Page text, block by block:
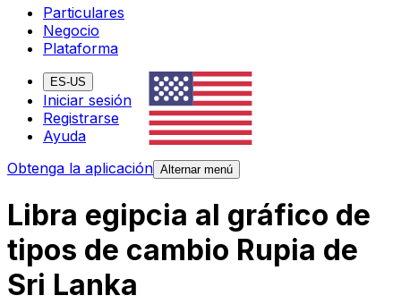
Particulares
Negocio
Plataforma
ES-US
Iniciar sesión
Registrarse
Ayuda
Obtenga la aplicación Alternar menú
Libra egipcia al gráfico de
tipos de cambio Rupia de
Sri Lanka